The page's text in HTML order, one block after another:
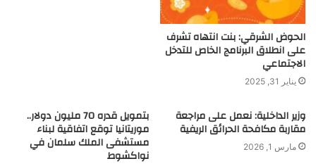
الحوض الشرقي: بنت انتهاه تشرف
على انطلاق البرنامج الخاص للتدخل
الاجتماعي
يناير 31, 2025
وزير الداخلية: نعمل على مراجعة
مقاربة مكافحة الحرائق الريفية
مارس 1, 2026
بتمويل قدره 70 مليون دولار..
موريتانيا توقع اتفاقية لبناء
مستشفى الملك سلمان في
نواكشوط